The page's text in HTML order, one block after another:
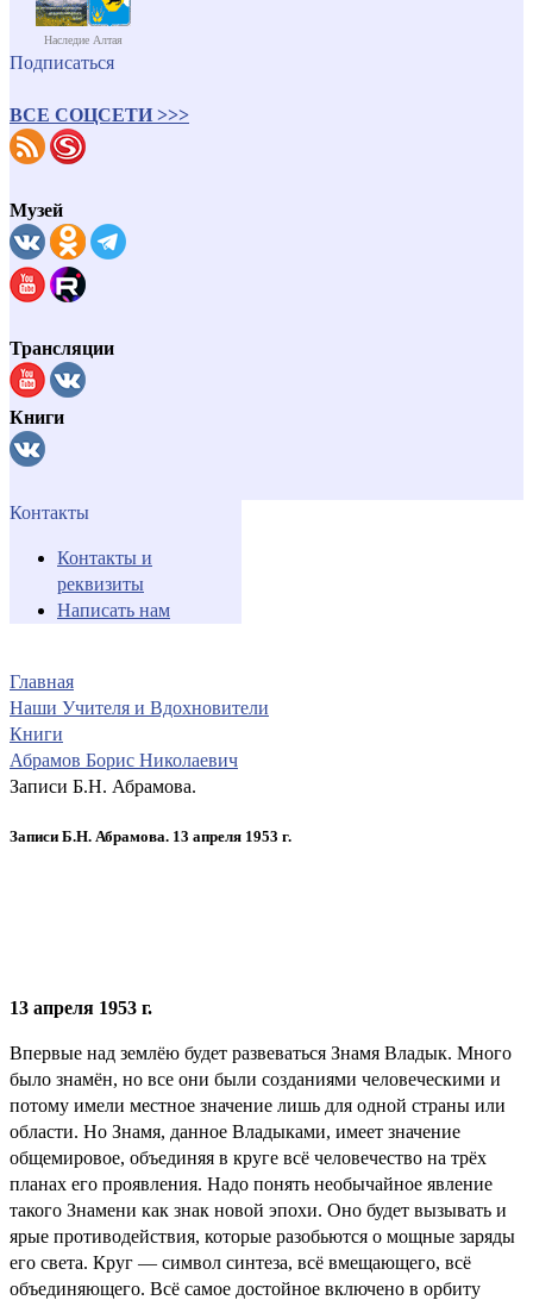
Наследие Алтая
Подписаться
ВСЕ СОЦСЕТИ >>>
Музей
Трансляции
Книги
Контакты
Контакты и
реквизиты
Написать нам
Главная
Наши Учителя и Вдохновители
Книги
Абрамов Борис Николаевич
Записи Б.Н. Абрамова.
Записи Б.Н. Абрамова. 13 апреля 1953 г.
13 апреля 1953 г.
Впервые над землёю будет развеваться Знамя Владык. Много
было знамён, но все они были созданиями человеческими и
потому имели местное значение лишь для одной страны или
области. Но Знамя, данное Владыками, имеет значение
общемировое, объединяя в круге всё человечество на трёх
планах его проявления. Надо понять необычайное явление
такого Знамени как знак новой эпохи. Оно будет вызывать и
ярые противодействия, которые разобьются о мощные заряды
его света. Круг — символ синтеза, всё вмещающего, всё
объединяющего. Всё самое достойное включено в орбиту